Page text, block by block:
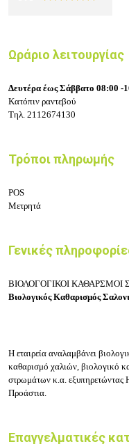
Ωράριο λειτουργίας
Δευτέρα έως Σάββατο 08:00 -
Κατόπιν ραντεβού
Τηλ. 2112674130
Τρόποι πληρωμής
POS
Μετρητά
Γενικές
ΒΙΟΛΟΓΟΓΙΚΟΙ
Βιολογικός Καθαρισμός
Η εταιρεία αναλαμβάνει
καθαρισμό χαλιών, βιολογικό
στρωμάτων κ.α. εξυπηρετώντας
Προάστια.
Επαγγελματικές